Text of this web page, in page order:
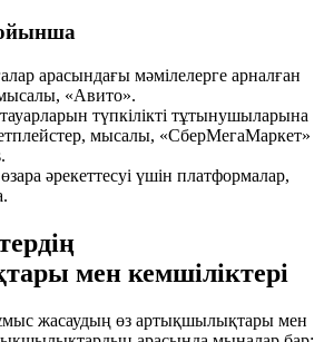
арасындағы мәмілелерге арналған
«Авито».
түпкілікті тұтынушыларына
мысалы, «СберМегаМаркет»
әрекеттесуі үшін платформалар,
мен кемшіліктері
жасаудың өз артықшылықтары мен